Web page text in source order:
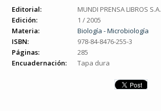
Editorial:
MUNDI PRENSA LIBROS S.A.
Edición:
1 / 2005
Materia:
Biología - Microbiología
ISBN:
978-84-8476-255-3
Páginas:
285
Encuadernación:
Tapa dura